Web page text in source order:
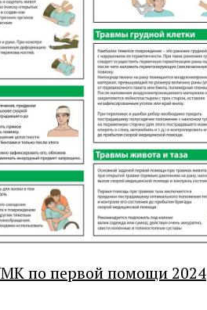
по первой помощи 2024